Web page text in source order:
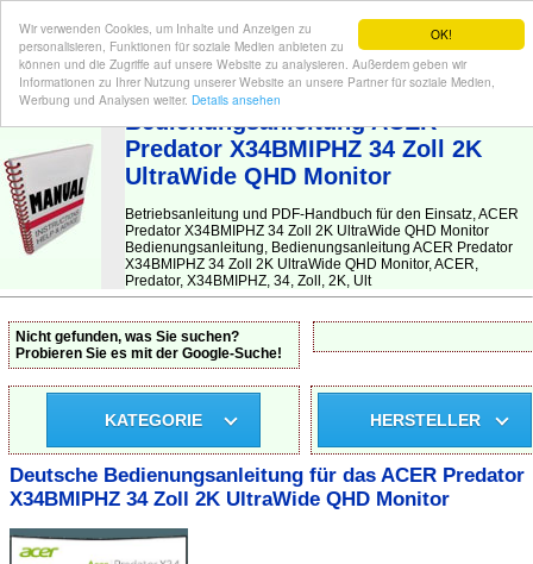
OK!
Wir verwenden Cookies, um Inhalte und Anzeigen zu
personalisieren, Funktionen für soziale Medien anbieten zu
können und die Zugriffe auf unsere Website zu analysieren. Außerdem geben wir
Informationen zu Ihrer Nutzung unserer Website an unsere Partner für soziale Medien,
Werbung und Analysen weiter. Details ansehen
BEDIENUNGSANLEITUNG| Hier finden Sie die deutsche Anleitung!
Bedienungsanleitung ACER
Predator X34BMIPHZ 34 Zoll 2K
UltraWide QHD Monitor
Betriebsanleitung und PDF-Handbuch für den Einsatz, ACER
Predator X34BMIPHZ 34 Zoll 2K UltraWide QHD Monitor
Bedienungsanleitung, Bedienungsanleitung ACER Predator
X34BMIPHZ 34 Zoll 2K UltraWide QHD Monitor, ACER,
Predator, X34BMIPHZ, 34, Zoll, 2K, Ult
Nicht gefunden, was Sie suchen?
Probieren Sie es mit der Google-Suche!
KATEGORIE HERSTELLER
Deutsche Bedienungsanleitung für das ACER Predator
X34BMIPHZ 34 Zoll 2K UltraWide QHD Monitor